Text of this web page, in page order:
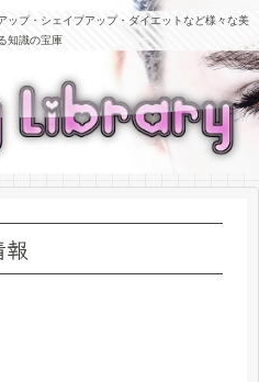
ップ・シェイプアップ・ダイエットなど様々な美
知識の宝庫